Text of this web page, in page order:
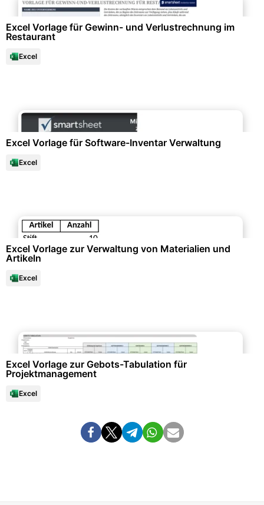
Excel Vorlage für Gewinn- und Verlustrechnung im
Restaurant
Excel
Excel Vorlage für Software-Inventar Verwaltung
Excel
Excel Vorlage zur Verwaltung von Materialien und
Artikeln
Excel
Excel Vorlage zur Gebots-Tabulation für
Projektmanagement
Excel